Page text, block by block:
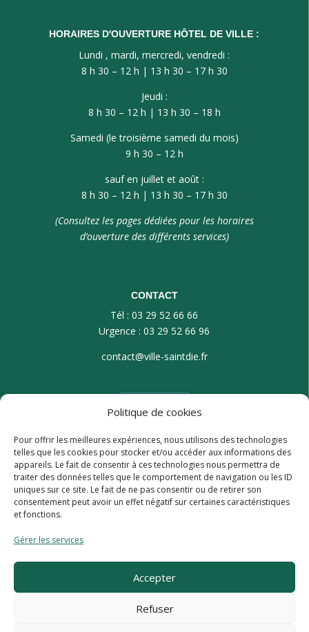
Politique de cookies
Pour offrir les meilleures expériences, nous utilisons des technologies
telles que les cookies pour stocker et/ou accéder aux informations des
appareils. Le fait de consentir à ces technologies nous permettra de
traiter des données telles que le comportement de navigation ou les ID
uniques sur ce site. Le fait de ne pas consentir ou de retirer son
consentement peut avoir un effet négatif sur certaines caractéristiques
et fonctions.
Gérer les services
Accepter
Refuser
HORAIRES D'OUVERTURE HÔTEL DE VILLE :
Lundi , mardi, mercredi, vendredi :
8 h 30 – 12 h | 13 h 30 – 17 h 30
Jeudi :
8 h 30 – 12 h | 13 h 30 – 18 h
Samedi (le troisième samedi du mois)
9 h 30 – 12 h
sauf en juillet et août :
8 h 30 – 12 h | 13 h 30 – 17 h 30
(Consultez les pages dédiées pour les horaires
d’ouverture des différents services)
CONTACT
Tél : 03 29 52 66 66
Urgence : 03 29 52 66 96
contact@ville-saintdie.fr